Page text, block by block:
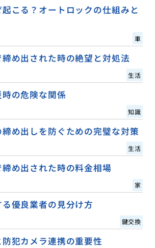
こる？オートロックの仕組みと
車
め出された時の絶望と対処法
生活
の危険な関係
知識
め出しを防ぐための完璧な対策
生活
め出された時の料金相場
家
優良業者の見分け方
鍵交換
犯カメラ連携の重要性